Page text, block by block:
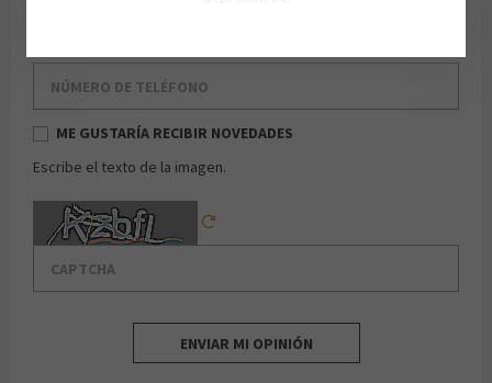
ME GUSTARÍA RECIBIR NOVEDADES
Escribe el texto de la imagen.
Captcha
ENVIAR MI OPINIÓN